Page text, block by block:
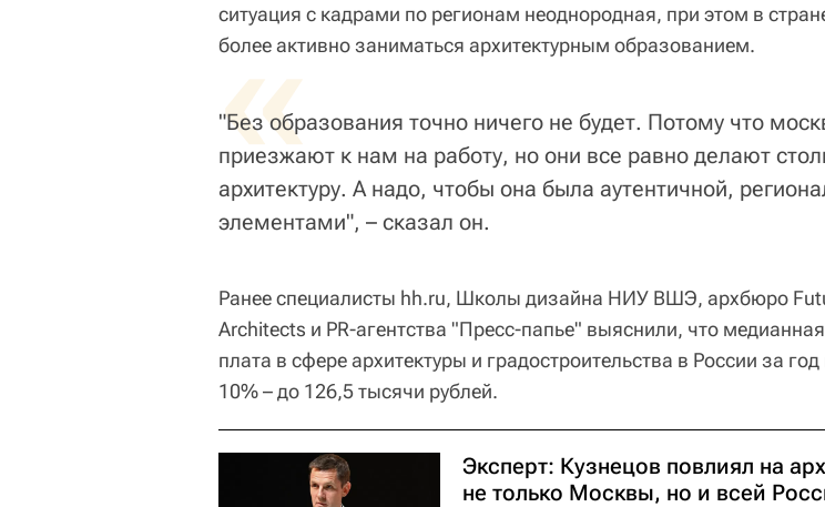
ситуация с кадрами по регионам неоднородная, при этом в
более активно заниматься архитектурным образованием.
«
"Без образования точно ничего не будет. Потому что
приезжают к нам на работу, но они все равно делают
архитектуру. А надо, чтобы она была аутентичной,
элементами", – сказал он.
Ранее специалисты hh.ru, Школы дизайна НИУ ВШЭ, архбюро
Architects и PR-агентства "Пресс-папье" выяснили, что
плата в сфере архитектуры и градостроительства в России за
10% – до 126,5 тысячи рублей.
Эксперт: Кузнецов повлиял на
не только Москвы, но и всей